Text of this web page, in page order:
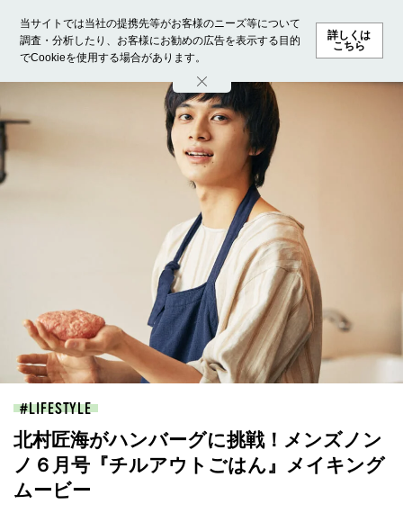
当サイトでは当社の提携先等がお客様のニーズ等について
調査・分析したり、お客様にお勧めの広告を表示する目的
でCookieを使用する場合があります。
詳しくは
こちら
ホーム モデル募集 ランキング ファッション ビューテ
LIFESTYLE
北村匠海がハンバーグに挑戦！メンズノン
ノ６月号『チルアウトごはん』メイキング
ムービー